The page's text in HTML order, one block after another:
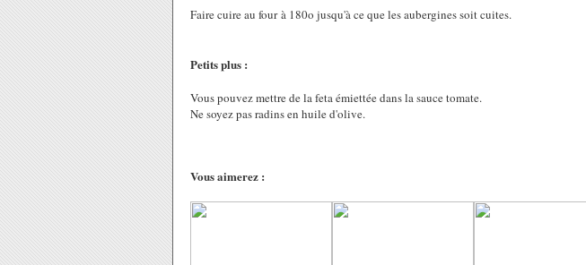
Faire cuire au four à 180o jusqu'à ce que les aubergines soit cuites.
Petits plus :
Vous pouvez mettre de la feta émiettée dans la sauce tomate.
Ne soyez pas radins en huile d'olive.
Vous aimerez :